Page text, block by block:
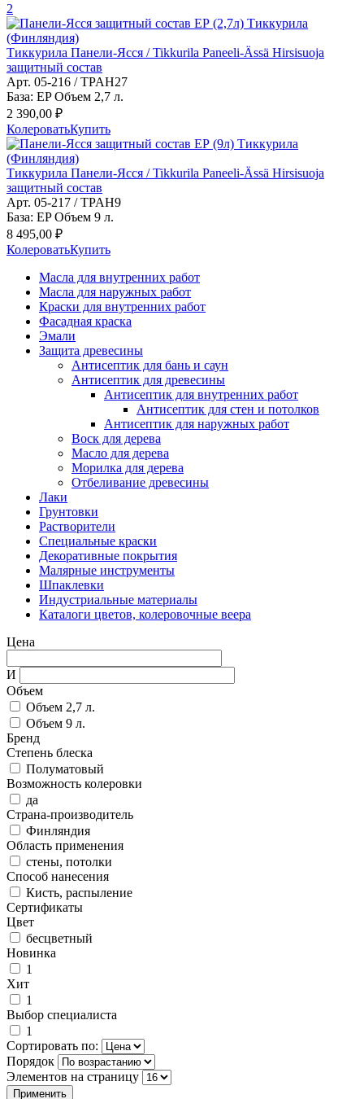
2
Тиккурила Панели-Ясся / Tikkurila Paneeli-Ässä Hirsisuoja
защитный состав
Арт. 05-216 / TPAH27
База: EP Объем 2,7 л.
2 390,00 ₽
КолероватьКупить
Тиккурила Панели-Ясся / Tikkurila Paneeli-Ässä Hirsisuoja
защитный состав
Арт. 05-217 / TPAH9
База: EP Объем 9 л.
8 495,00 ₽
КолероватьКупить
Масла для внутренних работ
Масла для наружных работ
Краски для внутренних работ
Фасадная краска
Эмали
Защита древесины
Антисептик для бань и саун
Антисептик для древесины
Антисептик для внутренних работ
Антисептик для стен и потолков
Антисептик для наружных работ
Воск для дерева
Масло для дерева
Морилка для дерева
Отбеливание древесины
Лаки
Грунтовки
Растворители
Специальные краски
Декоративные покрытия
Малярные инструменты
Шпаклевки
Индустриальные материалы
Каталоги цветов, колеровочные веера
Цена
И
Объем
Объем 2,7 л.
Объем 9 л.
Бренд
Степень блеска
Полуматовый
Возможность колеровки
да
Страна-производитель
Финляндия
Область применения
стены, потолки
Способ нанесения
Кисть, распыление
Сертификаты
Цвет
бесцветный
Новинка
1
Хит
1
Выбор специалиста
1
Сортировать по:
Порядок
Элементов на страницу